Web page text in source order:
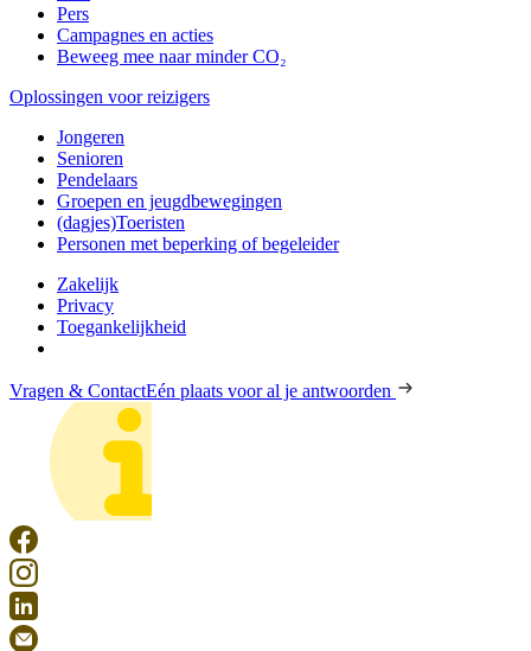
Pers
Campagnes en acties
Beweeg mee naar minder CO₂
Oplossingen voor reizigers
Jongeren
Senioren
Pendelaars
Groepen en jeugdbewegingen
(dagjes)Toeristen
Personen met beperking of begeleider
Zakelijk
Privacy
Toegankelijkheid
Vragen & ContactEén plaats voor al je antwoorden